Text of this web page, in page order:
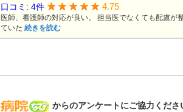
病院なび
からのアンケートにご協力くださ
口コミ: 4件 4.75
医師、看護師の対応が良い。 担当医でなくても配慮が
ていた 続きを読む